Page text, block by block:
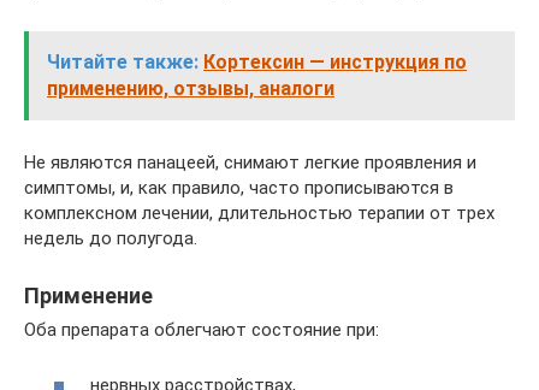
Читайте также: Кортексин — инструкция по
применению, отзывы, аналоги
Не являются панацеей, снимают легкие проявления и
симптомы, и, как правило, часто прописываются в
комплексном лечении, длительностью терапии от трех
недель до полугода.
Применение
Оба препарата облегчают состояние при:
нервных расстройствах,